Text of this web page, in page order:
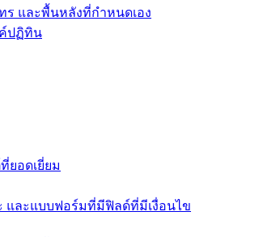
และพื้นหลังที่กำหนดเอง
ปฏิทิน
ยอดเยี่ยม
และแบบฟอร์มที่มีฟิลด์ที่มีเงื่อนไข